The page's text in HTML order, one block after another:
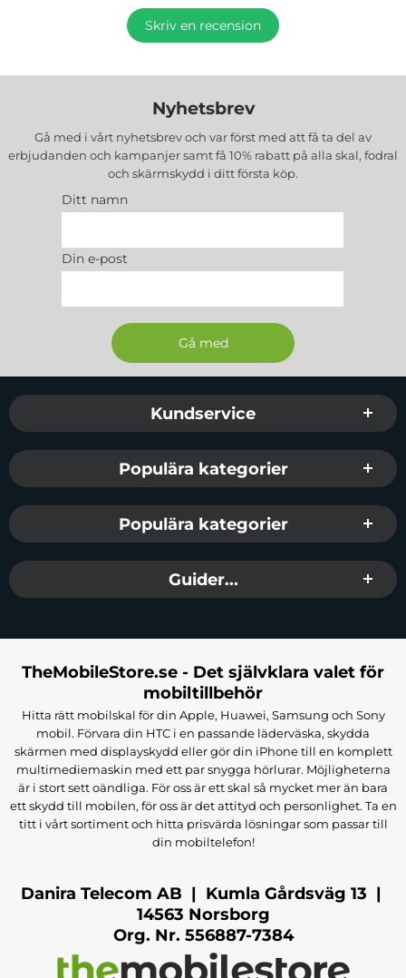
Skriv en recension
Nyhetsbrev
Gå med i vårt nyhetsbrev och var först med att få ta del av
erbjudanden och kampanjer samt få 10% rabatt på alla skal, fodral
och skärmskydd i ditt första köp.
Ditt namn
Din e-post
Sidfot Blandad info och länkar
Kundservice
Populära kategorier
Populära kategorier
Guider...
TheMobileStore.se - Det självklara valet för
mobiltillbehör
Hitta rätt mobilskal för din Apple, Huawei, Samsung och Sony
mobil. Förvara din HTC i en passande läderväska, skydda
skärmen med displayskydd eller gör din iPhone till en komplett
multimediemaskin med ett par snygga hörlurar. Möjligheterna
är i stort sett oändliga. För oss är ett skal så mycket mer än bara
ett skydd till mobilen, för oss är det attityd och personlighet. Ta en
titt i vårt sortiment och hitta prisvärda lösningar som passar till
din mobiltelefon!
Danira Telecom AB | Kumla Gårdsväg 13 |
14563 Norsborg
Org. Nr. 556887-7384